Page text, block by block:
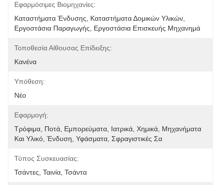
Εφαρμόσιμες Βιομηχανίες:
Καταστήματα Ένδυσης, Καταστήματα Δομικών Υλικών,
Εργοστάσια Παραγωγής, Εργοστάσια Επισκευής Μηχανημά
Τοποθεσία Αίθουσας Επίδειξης:
Κανένα
Υπόθεση:
Νέο
Εφαρμογή:
Τρόφιμα, Ποτά, Εμπορεύματα, Ιατρικά, Χημικά, Μηχανήματα
Και Υλικό, Ένδυση, Υφάσματα, Σφραγιστικές Σα
Τύπος Συσκευασίας:
Τσάντες, Ταινία, Τσάντα